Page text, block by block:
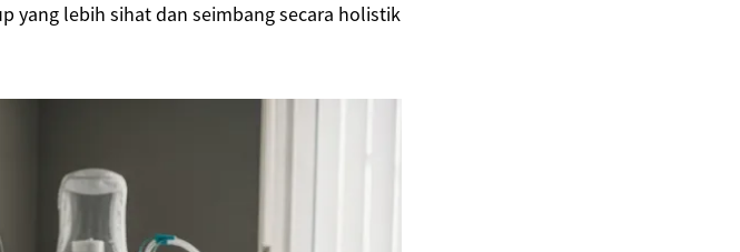
yang lebih sihat dan seimbang secara holistik